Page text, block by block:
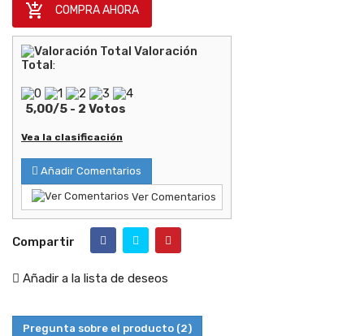
 COMPRA AHORA
Valoración
Total :
5,00/5 - 2 Votos
Vea la clasificación
Añadir Comentarios
Ver Comentarios
Compartir
Añadir a la lista de deseos
Pregunta sobre el producto (2)